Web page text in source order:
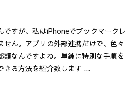
ですが、私はiPhoneでブックマークレ
せん。アプリの外部連携だけで、色々
類なんですよね。単純に特別な手順を
きる方法を紹介致します ...